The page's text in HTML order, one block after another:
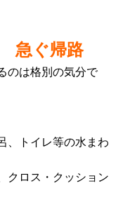
急ぐ帰路
のは格別の気分で
、トイレ等の水まわ
クロス・クッション